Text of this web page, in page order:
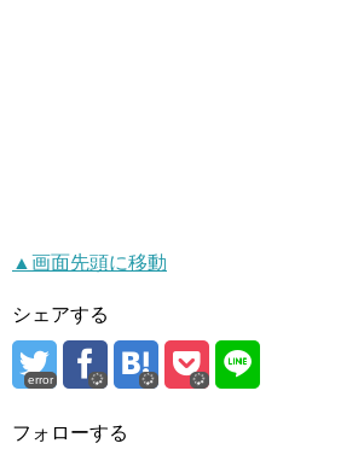
▲画面先頭に移動
シェアする
error
フォローする